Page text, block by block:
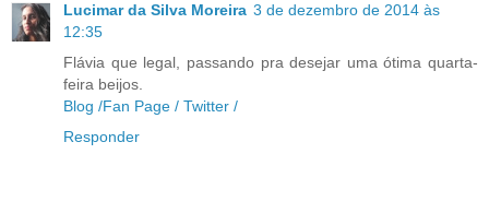
Lucimar da Silva Moreira 3 de dezembro de 2014 às
12:35
Flávia que legal, passando pra desejar uma ótima quarta-
feira beijos.
Blog /Fan Page / Twitter /
Responder